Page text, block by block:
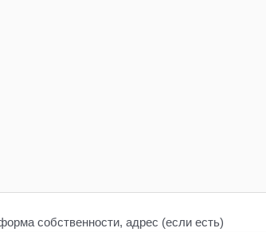
собственности, адрес (если есть)